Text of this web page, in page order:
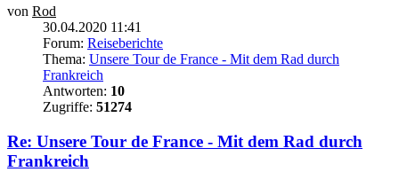
von Rod
30.04.2020 11:41
Forum: Reiseberichte
Thema: Unsere Tour de France - Mit dem Rad durch
Frankreich
Antworten: 10
Zugriffe: 51274
Re: Unsere Tour de France - Mit dem Rad durch
Frankreich